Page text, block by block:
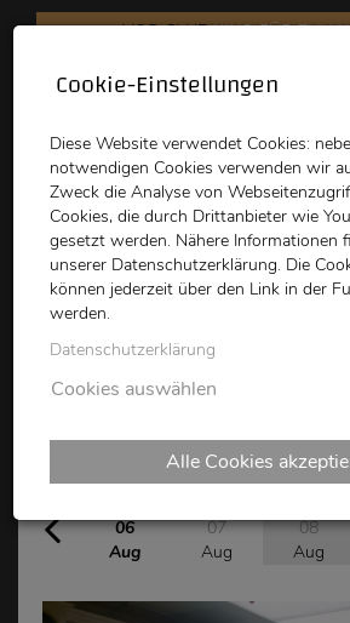
VOD CLUBKINO FÜR
schikaneder
Top Kino
06
Aug
07
Aug
08
Aug
Cookie-Einstellungen
Diese Website verwendet Cookies:
notwendigen Cookies verwenden wir
Zweck die Analyse von
Cookies, die durch Drittanbieter wie
gesetzt werden. Nähere Informationen
unserer Datenschutzerklärung. Die
können jederzeit über den Link in der
werden.
Datenschutzerklärung
Cookies auswählen
Alle Cookies